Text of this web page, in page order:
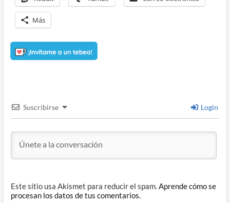
Más
Suscribirse Login
Este sitio usa Akismet para reducir el spam.Aprende cómo se
procesan los datos de tus comentarios.